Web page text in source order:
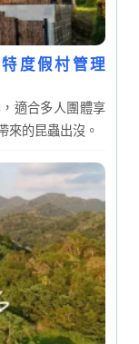
度假村管理
適合多人團體享
來的昆蟲出沒。